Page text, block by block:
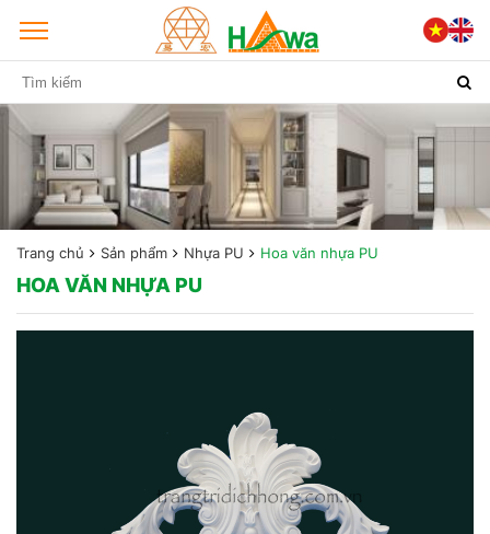
Trang chủ Sản phẩm Nhựa PU Hoa văn nhựa PU
HOA VĂN NHỰA PU